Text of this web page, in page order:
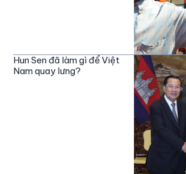
Hun Sen đã làm gì để Việt
Nam quay lưng?